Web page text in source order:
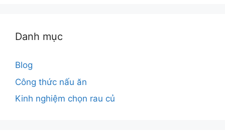
Danh mục
Blog
Công thức nấu ăn
Kinh nghiệm chọn rau củ